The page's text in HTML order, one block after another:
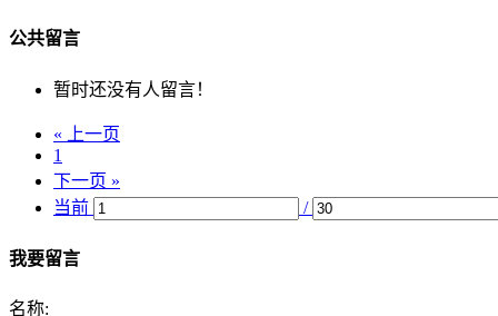
公共留言
暂时还没有人留言！
« 上一页
1
下一页 »
当前
/
我要留言
名称: